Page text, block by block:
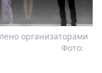
организаторами
Фото: